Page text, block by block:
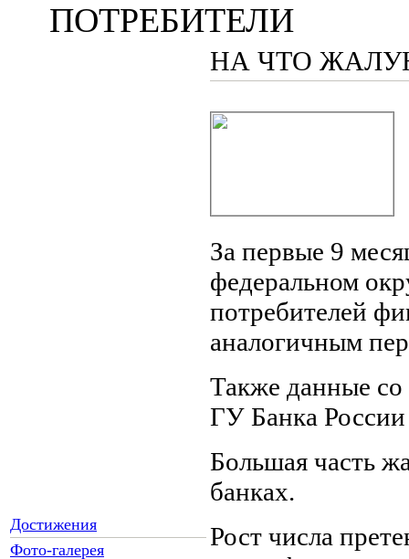
ПОТРЕБИТЕЛИ
Достижения
Фото-галерея
НА ЧТО
За первые 9
федеральном
потребителей
аналогичным
Также данные со
ГУ Банка
Большая часть
банках.
Рост числа